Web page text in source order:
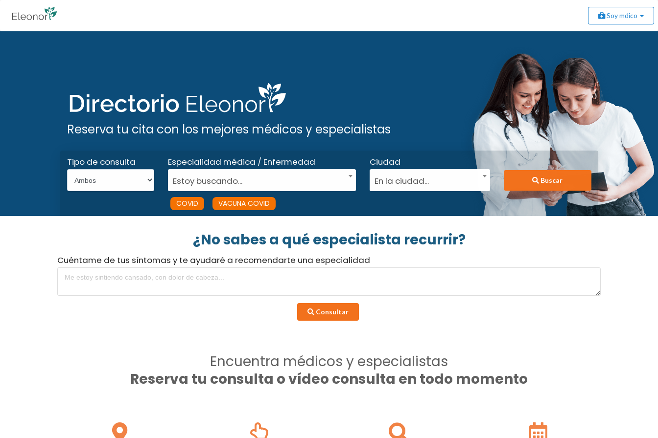
Soy mdico
Reserva tu cita con los mejores médicos y especialistas
Tipo de consulta
Especialidad médica / Enfermedad
Estoy buscando...
COVID VACUNA COVID
Ciudad
En la ciudad...
Buscar
¿No sabes a qué especialista recurrir?
Cuéntame de tus síntomas y te ayudaré a recomendarte una especialidad
Consultar
Encuentra médicos y especialistas
Reserva tu consulta o vídeo consulta en todo momento